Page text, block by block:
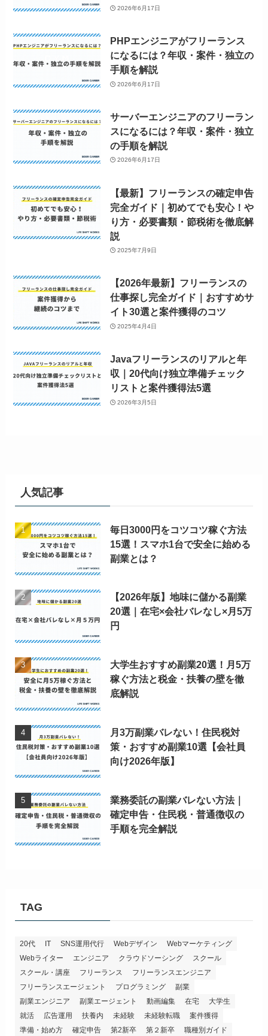
2026年6月17日
PHPエンジニアがフリーランス
になるには？年収・案件・独立の
手順を解説
2026年6月17日
サーバーエンジニアのフリーラン
スになるには？年収・案件・独立
の手順を解説
2026年6月17日
【最新】フリーランスの確定申告
完全ガイド｜初めてでも安心！や
り方・必要書類・節税術を徹底解
説
2025年7月9日
【2026年最新】フリーランスの
仕事探し完全ガイド｜おすすめサ
イト30選と案件獲得のコツ
2025年4月4日
Javaフリーランスのリアルと年
収｜20代向け独立準備チェック
リストと案件獲得法5選
2026年3月5日
人気記事
毎日3000円をコツコツ稼ぐ方法
15選！スマホ1台で安全に始める
副業とは？
【2026年版】地味に儲かる副業
20選｜在宅×会社バレなし×月5万
円
大学生おすすめ副業20選！月5万
稼ぐ方法と税金・扶養の壁を徹
底解説
月3万副業バレない！住民税対
策・おすすめ副業10選【会社員
向け2026年版】
業務委託の副業バレない方法｜
確定申告・住民税・普通徴収の
手順を完全解説
TAG
20代 IT SNS運用代行 Webデザイン
Webマーケティング
Webライター
エンジニア クラウドソーシング
スクール
スクール・講座
フリーランス
フリーランスエンジニア
フリーランスエージェント
プログラミング
副業
副業エンジニア
副業エージェント 動画編集 在宅
大学生
就活
広告運用 扶養内 未経験 未経験転職
案件獲得
準備・始め方
確定申告 第2新卒 第２新卒 職種別ガイド